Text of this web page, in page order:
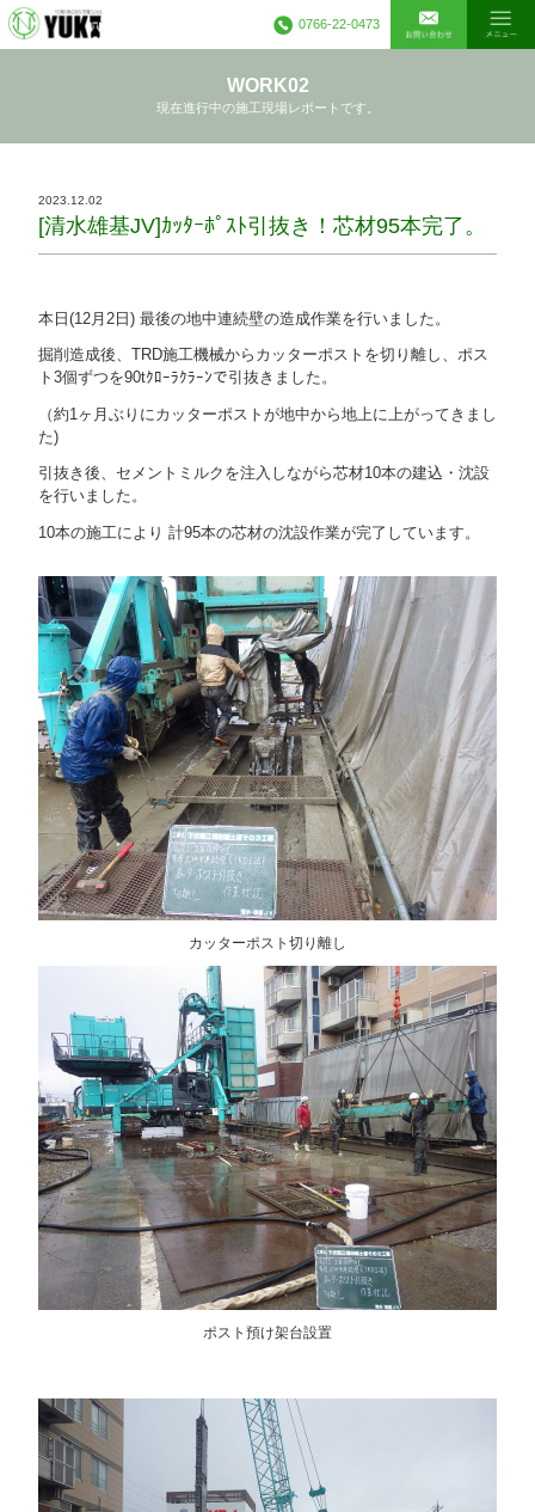
0766-22-0473
WORK02
現在進行中の施工現場レポートです。
2023.12.02
[清水雄基JV]ｶｯﾀｰﾎﾟｽﾄ引抜き！芯材95本完了。
本日(12月2日) 最後の地中連続壁の造成作業を行いました。
掘削造成後、TRD施工機械からカッターポストを切り離し、ポス
ト3個ずつを90tｸﾛｰﾗｸﾗｰﾝで引抜きました。
（約1ヶ月ぶりにカッターポストが地中から地上に上がってきまし
た)
引抜き後、セメントミルクを注入しながら芯材10本の建込・沈設
を行いました。
10本の施工により 計95本の芯材の沈設作業が完了しています。
カッターポスト切り離し
ポスト預け架台設置